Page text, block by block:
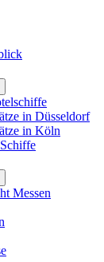
in Düsseldorf
in Köln
Messen